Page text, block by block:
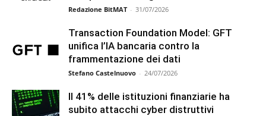
Redazione BitMAT - 31/07/2026
Transaction Foundation Model: GFT
unifica l’IA bancaria contro la
frammentazione dei dati
Stefano Castelnuovo - 24/07/2026
Il 41% delle istituzioni finanziarie ha
subito attacchi cyber distruttivi